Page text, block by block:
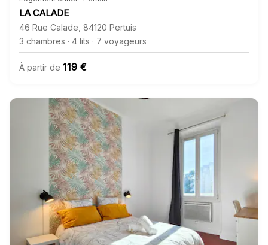
LA CALADE
46 Rue Calade 84120 Pertuis
3 chambres · 4 lits · 7 voyageurs
À partir de 119 €